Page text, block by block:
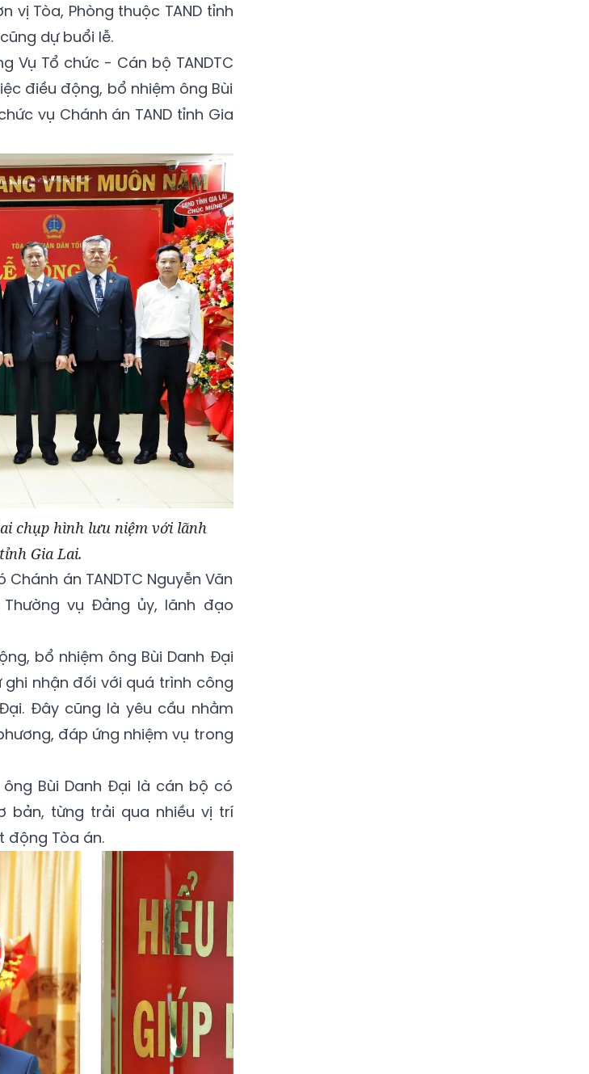
vị Tòa, Phòng thuộc TAND tỉnh
dự buổi lễ.
Vụ Tổ chức - Cán bộ TANDTC
điều động, bổ nhiệm ông Bùi
vụ Chánh án TAND tỉnh Gia
chụp hình lưu niệm với lãnh
Gia Lai.
án TANDTC Nguyễn Văn
vụ Đảng ủy, lãnh đạo
bổ nhiệm ông Bùi Danh Đại
ghi nhận đối với quá trình công
Đây cũng là yêu cầu nhằm
đáp ứng nhiệm vụ trong
ông Bùi Danh Đại là cán bộ có
bản, từng trải qua nhiều vị trí
động Tòa án.